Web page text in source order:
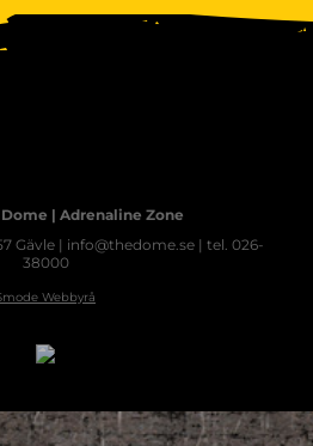
Dome | Adrenaline Zone
Gävle | info@thedome.se | tel. 026-
38000
Webbyrå